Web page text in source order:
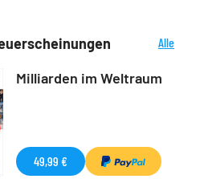
Alle
Milliarden im Weltraum
49,99 €